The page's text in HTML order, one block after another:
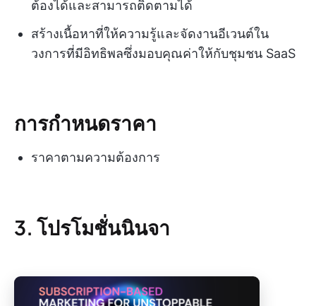
ต้องได้และสามารถติดตามได้
สร้างเนื้อหาที่ให้ความรู้และจัดงานอีเวนต์ใน
วงการที่มีอิทธิพลซึ่งมอบคุณค่าให้กับชุมชน SaaS
การกำหนดราคา
ราคาตามความต้องการ
3. โปรโมชั่นนินจา